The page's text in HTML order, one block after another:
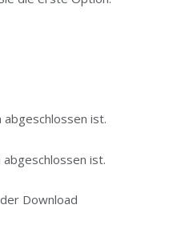
ist.
Download